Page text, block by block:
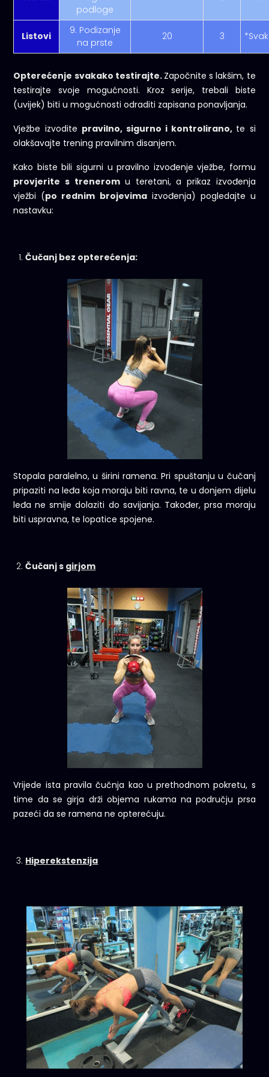
podloge
Listovi
9. Podizanje
na prste
20 3
Opterećenje svakako testirajte. Započnite s lakšim, te
testirajte svoje mogućnosti. Kroz serije, trebali biste
(uvijek) biti u mogućnosti odraditi zapisana ponavljanja.
Vježbe izvodite pravilno, sigurno i kontrolirano, te si
olakšavajte trening pravilnim disanjem.
Kako biste bili sigurni u pravilno izvođenje vježbe, formu
provjerite s treneromu teretani, a prikaz izvođenja
vježbi (po rednim brojevimaizvođenja) pogledajte u
nastavku:
Čučanj bez opterećenja:
Stopala paralelno, u širini ramena. Pri spuštanju u čučanj
pripaziti na leđa koja moraju biti ravna, te u donjem dijelu
leđa ne smije dolaziti do savijanja. Također, prsa moraju
biti uspravna, te lopatice spojene.
Čučanj s girjom
Vrijede ista pravila čučnja kao u prethodnom pokretu, s
time da se girja drži objema rukama na području prsa
pazeći da se ramena ne opterećuju.
Hiperekstenzija